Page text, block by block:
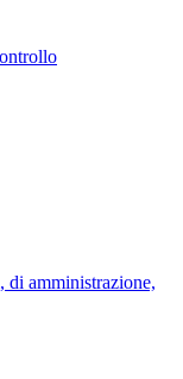
amministrazione,